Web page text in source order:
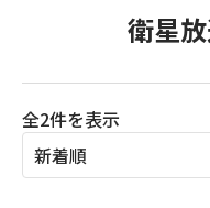
衛星
全2件を表示新
い